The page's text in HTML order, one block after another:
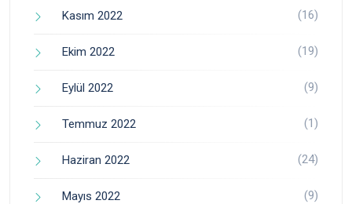
Kasım 2022 (16)
Ekim 2022 (19)
Eylül 2022 (9)
Temmuz 2022 (1)
Haziran 2022 (24)
Mayıs 2022 (9)